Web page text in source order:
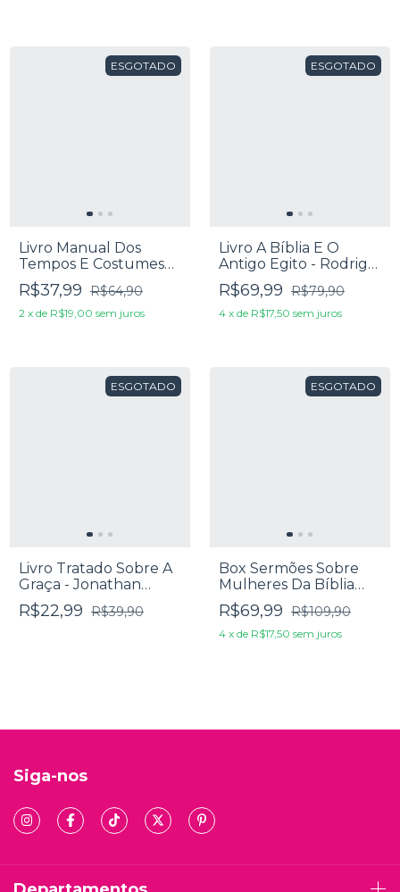
ESGOTADO
Livro Manual Dos
Tempos E Costumes
Bíblicos - William
Coleman
R$37,99 R$64,90
2 x de R$19,00 sem juros
ESGOTADO
Livro A Bíblia E O
Antigo Egito - Rodrigo
Silva E Wiliam Cardoso
R$69,99 R$79,90
4 x de R$17,50 sem juros
ESGOTADO
Livro Tratado Sobre A
Graça - Jonathan
Edwards
R$22,99 R$39,90
ESGOTADO
Box Sermões Sobre
Mulheres Da Bíblia
Antigo E Novo
Testamento - C. H.
Spurgeon
R$69,99 R$109,90
4 x de R$17,50 sem juros
Siga-nos